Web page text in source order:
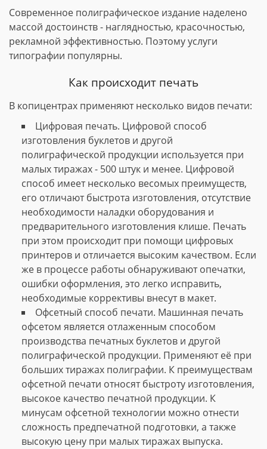
Современное полиграфическое издание наделено
массой достоинств - наглядностью, красочностью,
рекламной эффективностью. Поэтому услуги
типографии популярны.
Как происходит печать
В копицентрах применяют несколько видов печати:
Цифровая печать. Цифровой способ
изготовления буклетов и другой
полиграфической продукции используется при
малых тиражах - 500 штук и менее. Цифровой
способ имеет несколько весомых преимуществ,
его отличают быстрота изготовления, отсутствие
необходимости наладки оборудования и
предварительного изготовления клише. Печать
при этом происходит при помощи цифровых
принтеров и отличается высоким качеством. Если
же в процессе работы обнаруживают опечатки,
ошибки оформления, это легко исправить,
необходимые коррективы внесут в макет.
Офсетный способ печати. Машинная печать
офсетом является отлаженным способом
производства печатных буклетов и другой
полиграфической продукции. Применяют её при
больших тиражах полиграфии. К преимуществам
офсетной печати относят быстроту изготовления,
высокое качество печатной продукции. К
минусам офсетной технологии можно отнести
сложность предпечатной подготовки, а также
высокую цену при малых тиражах выпуска.